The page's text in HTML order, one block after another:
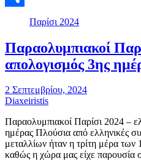
Μοιραστείτε
Παρίσι 2024
Παραολυμπιακοί
απολογισμός 3ης
2 Σεπτεμβρίου, 2024
Diaxeiristis
Παραολυμπιακοί Παρίσι 2024 –
ημέρας Πλούσια από ελληνικές
μεταλλίων ήταν η τρίτη μέρα
καθώς η χώρα μας είχε